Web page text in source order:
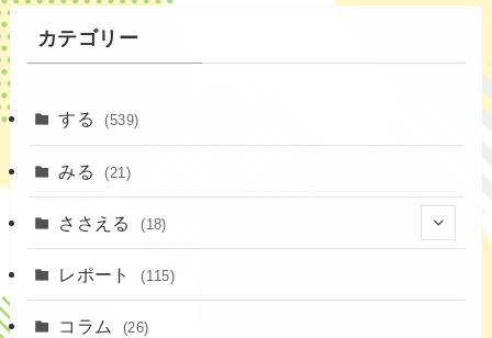
カテゴリー
する (539)
みる (21)
ささえる (18)
(4)
(1)
レポート (115)
コラム (26)